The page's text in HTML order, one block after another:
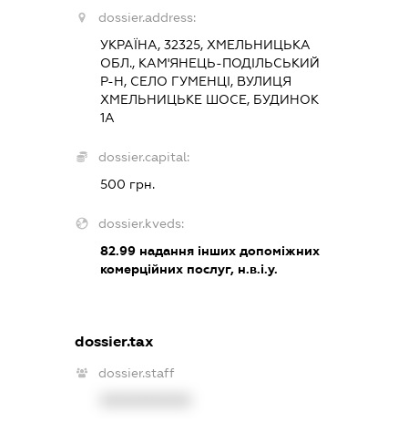
dossier.address:
УКРАЇНА, 32325, ХМЕЛЬНИЦЬКА
ОБЛ., КАМ'ЯНЕЦЬ-ПОДІЛЬСЬКИЙ
Р-Н, СЕЛО ГУМЕНЦІ, ВУЛИЦЯ
ХМЕЛЬНИЦЬКЕ ШОСЕ, БУДИНОК
1А
dossier.capital:
500 грн.
dossier.kveds:
82.99 надання інших допоміжних
комерційних послуг, н.в.і.у.
dossier.tax
dossier.staff